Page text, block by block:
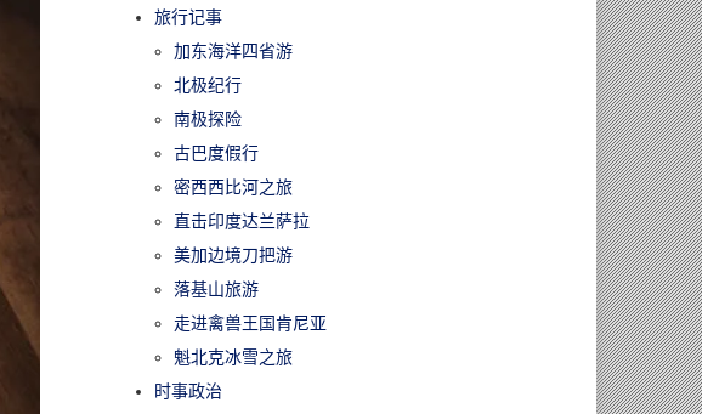
旅行记事
加东海洋四省游
北极纪行
南极探险
古巴度假行
密西西比河之旅
直击印度达兰萨拉
美加边境刀把游
落基山旅游
走进禽兽王国肯尼亚
魁北克冰雪之旅
时事政治